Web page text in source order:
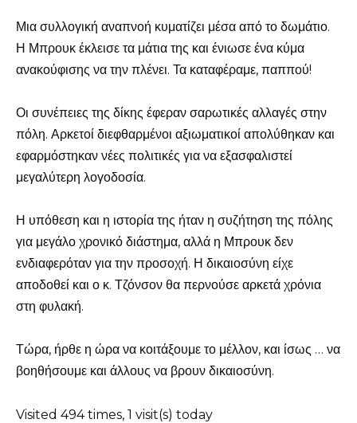
Μια συλλογική αναπνοή κυματίζει μέσα από το δωμάτιο.
Η Μπρουκ έκλεισε τα μάτια της και ένιωσε ένα κύμα
ανακούφισης να την πλένει. Τα καταφέραμε, παππού!
Οι συνέπειες της δίκης έφεραν σαρωτικές αλλαγές στην
πόλη. Αρκετοί διεφθαρμένοι αξιωματικοί απολύθηκαν και
εφαρμόστηκαν νέες πολιτικές για να εξασφαλιστεί
μεγαλύτερη λογοδοσία.
Η υπόθεση και η ιστορία της ήταν η συζήτηση της πόλης
για μεγάλο χρονικό διάστημα, αλλά η Μπρουκ δεν
ενδιαφερόταν για την προσοχή. Η δικαιοσύνη είχε
αποδοθεί και ο κ. Τζόνσον θα περνούσε αρκετά χρόνια
στη φυλακή.
Τώρα, ήρθε η ώρα να κοιτάξουμε το μέλλον, και ίσως … να
βοηθήσουμε και άλλους να βρουν δικαιοσύνη.
Visited 494 times, 1 visit(s) today